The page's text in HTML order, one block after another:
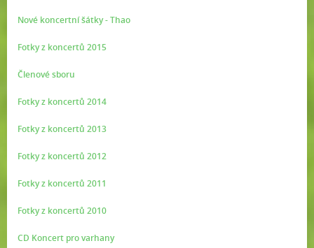
Nové koncertní šátky - Thao
Fotky z koncertů 2015
Členové sboru
Fotky z koncertů 2014
Fotky z koncertů 2013
Fotky z koncertů 2012
Fotky z koncertů 2011
Fotky z koncertů 2010
CD Koncert pro varhany